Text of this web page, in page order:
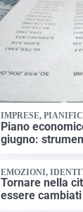
IMPRESE,
Piano
giugno:
EMOZIONI,
Tornare nella
essere